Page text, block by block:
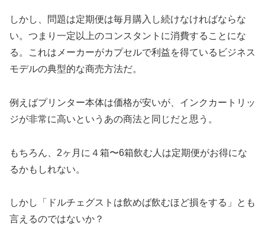
しかし、問題は定期便は毎月購入し続けなければならな
い。つまり一定以上のコンスタントに消費することにな
る。これはメーカーがカプセルで利益を得ているビジネス
モデルの典型的な商売方法だ。
例えばプリンター本体は価格が安いが、インクカートリッ
ジが非常に高いというあの商法と同じだと思う。
もちろん、2ヶ月に４箱〜6箱飲む人は定期便がお得にな
るかもしれない。
しかし「ドルチェグストは飲めば飲むほど損をする」とも
言えるのではないか？